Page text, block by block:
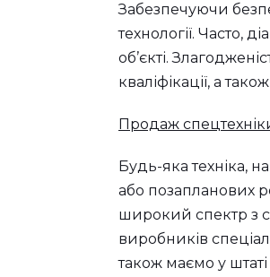
Забезпечуючи
технології. Часто,
об’єкті.
кваліфікації, а
Продаж
Будь-яка техніка,
або позапланових
широкий спектр з
виробників
також маємо у